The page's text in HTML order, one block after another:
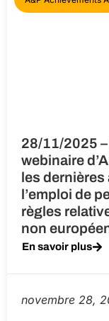
28/11/2025
webinaire
les
l’emploi de
règles
non
En savoir plus
novembre 28,